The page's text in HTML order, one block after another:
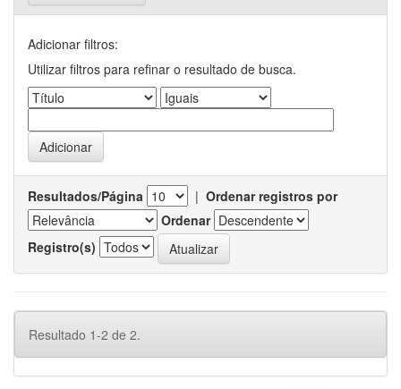
Adicionar filtros:
Utilizar filtros para refinar o resultado de busca.
Resultados/Página | Ordenar registros por
Ordenar
Registro(s)
Resultado 1-2 de 2.